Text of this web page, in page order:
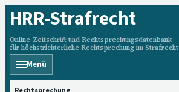
HRR-Strafrecht
Online-Zeitschrift und Rechtsprechungsdatenbank
für höchstrichterliche Rechtsprechung im Strafrecht
Menü
HRRS durchsuchen